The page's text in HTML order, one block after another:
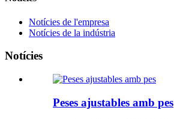
Notícies de l'empresa
Notícies de la indústria
Notícies
Peses ajustables amb pes